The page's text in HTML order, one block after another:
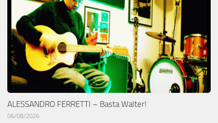
ALESSANDRO FERRETTI – Basta Walter!
06/08/2026